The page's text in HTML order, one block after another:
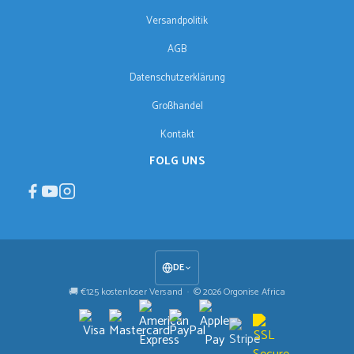
Versandpolitik
AGB
Datenschutzerklärung
Großhandel
Kontakt
FOLG UNS
DE
🚚 €125 kostenloser Versand · © 2026 Orgonise Africa